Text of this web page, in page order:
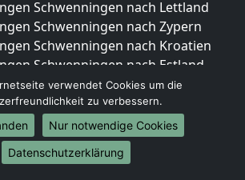
Schwenningen nach Lettland
Schwenningen nach Zypern
Schwenningen nach Kroatien
Schwenningen nach Estland
Schwenningen nach Finnland
Schwenningen nach Frankreich
Schwenningen nach
Schwenningen nach Italien
verwendet Cookies um die
zu verbessern.
Nur notwendige Cookies
Datenschutzerklärung